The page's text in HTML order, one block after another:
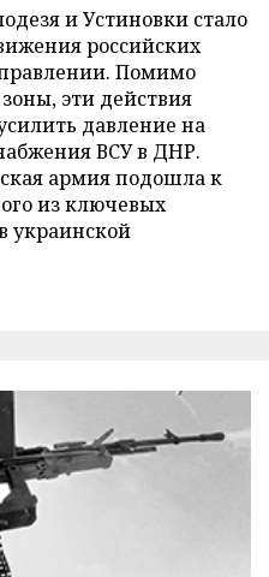
и Устиновки стало
российских
Помимо
эти действия
давление на
ВСУ в ДНР.
армия подошла к
из ключевых
украинской